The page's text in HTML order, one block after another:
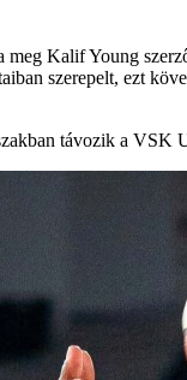
Kalif Young
szerepelt, ezt
távozik a